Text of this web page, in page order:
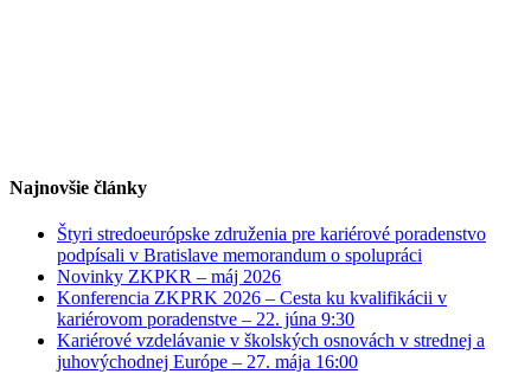
Najnovšie články
Štyri stredoeurópske združenia pre kariérové poradenstvo
podpísali v Bratislave memorandum o spolupráci
Novinky ZKPKR – máj 2026
Konferencia ZKPRK 2026 – Cesta ku kvalifikácii v
kariérovom poradenstve – 22. júna 9:30
Kariérové vzdelávanie v školských osnovách v strednej a
juhovýchodnej Európe – 27. mája 16:00